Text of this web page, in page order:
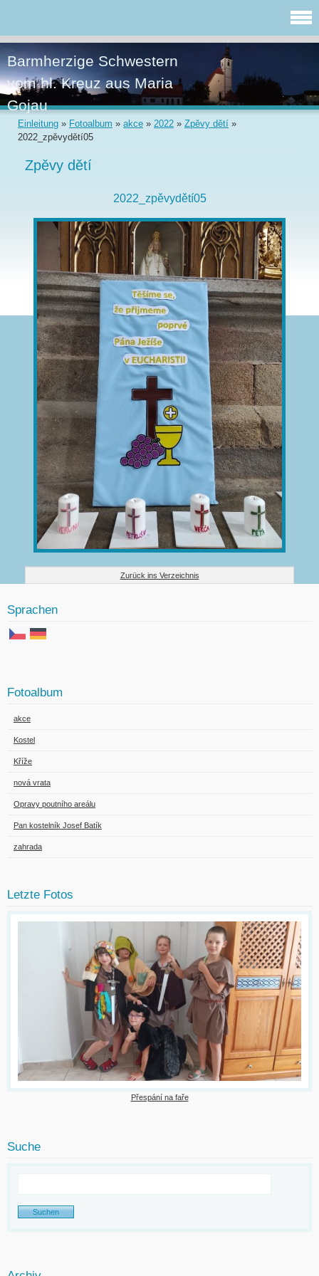
Barmherzige Schwestern
vom hl. Kreuz aus Maria
Gojau
Einleitung » Fotoalbum » akce » 2022 » Zpěvy dětí »
2022_zpěvydětí05
Zpěvy dětí
2022_zpěvydětí05
Zurück ins Verzeichnis
Sprachen
Fotoalbum
akce
Kostel
Kříže
nová vrata
Opravy poutního areálu
Pan kostelník Josef Batík
zahrada
Letzte Fotos
Přespání na faře
Suche